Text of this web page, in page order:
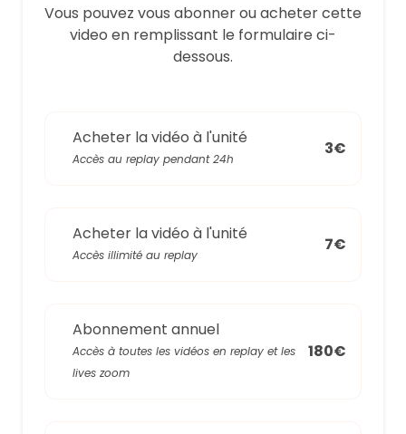
Vous pouvez vous abonner ou acheter cette
video en remplissant le formulaire ci-
dessous.
Acheter la vidéo à l'unité
Accès au replay pendant 24h
3€
Acheter la vidéo à l'unité
Accès illimité au replay
7€
Abonnement annuel
Accès à toutes les vidéos en replay et les
lives zoom
180€